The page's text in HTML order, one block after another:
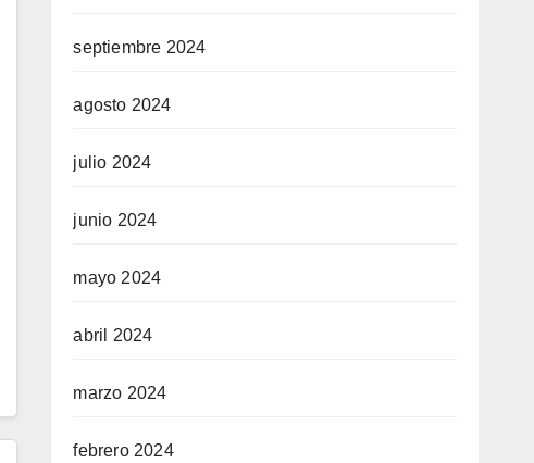
septiembre 2024
agosto 2024
julio 2024
junio 2024
mayo 2024
abril 2024
marzo 2024
febrero 2024